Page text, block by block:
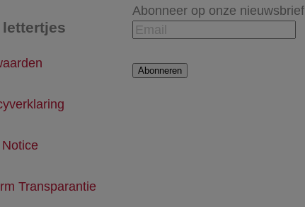
Transparantie
Abonneer op onze nieuwsbrief
Abonneren